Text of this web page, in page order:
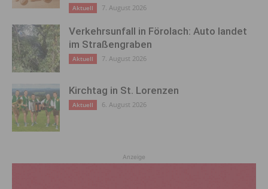
Aktuell 7. August 2026
Verkehrsunfall in Förolach: Auto landet
im Straßengraben
Aktuell 7. August 2026
Kirchtag in St. Lorenzen
Aktuell 6. August 2026
Anzeige